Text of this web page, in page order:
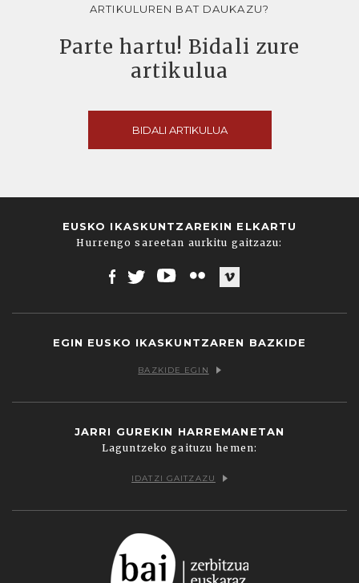
ARTIKULUREN BAT DAUKAZU?
Parte hartu! Bidali zure
artikulua
BIDALI ARTIKULUA
EUSKO IKASKUNTZAREKIN ELKARTU
Hurrengo sareetan aurkitu gaitzazu:
EGIN EUSKO IKASKUNTZAREN BAZKIDE
BAZKIDE EGIN
JARRI GUREKIN HARREMANETAN
Laguntzeko gaituzu hemen:
IDATZI GAITZAZU